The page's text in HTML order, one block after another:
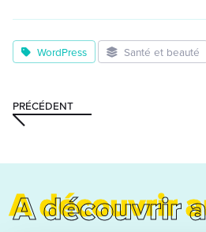
WordPress Santé et beauté
PRÉCÉDENT
A découvrir
A découvrir